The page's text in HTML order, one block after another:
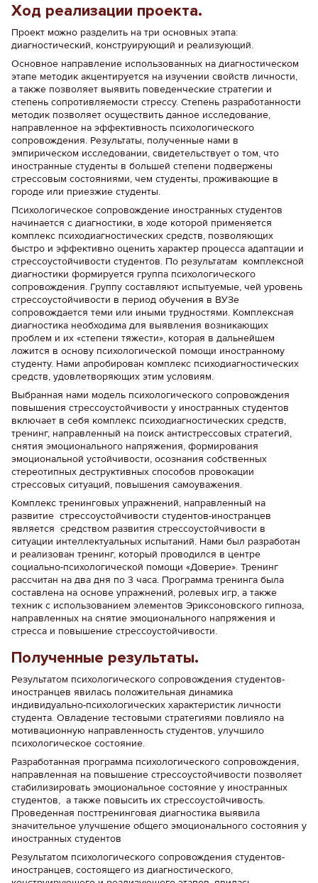
Ход реализации проекта.
Проект можно разделить на три основных этапа:
диагностический, конструирующий и реализующий.
Основное направление использованных на диагностическом
этапе методик акцентируется на изучении свойств личности,
а также позволяет выявить поведенческие стратегии и
степень сопротивляемости стрессу. Степень разработанности
методик позволяет осуществить данное исследование,
направленное на эффективность психологического
сопровождения. Результаты, полученные нами в
эмпирическом исследовании, свидетельствует о том, что
иностранные студенты в большей степени подвержены
стрессовым состояниями, чем студенты, проживающие в
городе или приезжие студенты.
Психологическое сопровождение иностранных студентов
начинается с диагностики, в ходе которой применяется
комплекс психодиагностических средств, позволяющих
быстро и эффективно оценить характер процесса адаптации и
стрессоустойчивости студентов. По результатам комплексной
диагностики формируется группа психологического
сопровождения. Группу составляют испытуемые, чей уровень
стрессоустойчивости в период обучения в ВУЗе
сопровождается теми или иными трудностями. Комплексная
диагностика необходима для выявления возникающих
проблем и их «степени тяжести», которая в дальнейшем
ложится в основу психологической помощи иностранному
студенту. Нами апробирован комплекс психодиагностических
средств, удовлетворяющих этим условиям.
Выбранная нами модель психологического сопровождения
повышения стрессоустойчивости у иностранных студентов
включает в себя комплекс психодиагностических средств,
тренинг, направленный на поиск антистрессовых стратегий,
снятия эмоционального напряжения, формирования
эмоциональной устойчивости, осознания собственных
стереотипных деструктивных способов провокации
стрессовых ситуаций, повышения самоуважения.
Комплекс тренинговых упражнений, направленный на
развитие стрессоустойчивости студентов-иностранцев
является средством развития стрессоустойчивости в
ситуации интеллектуальных испытаний. Нами был разработан
и реализован тренинг, который проводился в центре
социально-психологической помощи «Доверие». Тренинг
рассчитан на два дня по 3 часа. Программа тренинга была
составлена на основе упражнений, ролевых игр, а также
техник с использованием элементов Эриксоновского гипноза,
направленных на снятие эмоционального напряжения и
стресса и повышение стрессоустойчивости.
Полученные результаты.
Результатом психологического сопровождения студентов-
иностранцев явилась положительная динамика
индивидуально-психологических характеристик личности
студента. Овладение тестовыми стратегиями повлияло на
мотивационную направленность студентов, улучшило
психологическое состояние.
Разработанная программа психологического сопровождения,
направленная на повышение стрессоустойчивости позволяет
стабилизировать эмоциональное состояние у иностранных
студентов, а также повысить их стрессоустойчивость.
Проведенная посттренинговая диагностика выявила
значительное улучшение общего эмоционального состояния у
иностранных студентов
Результатом психологического сопровождения студентов-
иностранцев, состоящего из диагностического,